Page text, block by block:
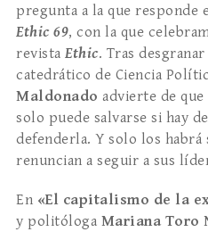
pregunta a la que
Ethic 69, con la que
revista Ethic. Tras
catedrático de Ciencia
Maldonado advierte de
solo puede salvarse si hay
defenderla. Y solo los habrá
renuncian a seguir a sus
En «El capitalismo de la
y politóloga Mariana Toro